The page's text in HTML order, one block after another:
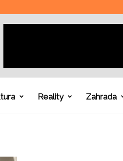
Reality Zahrada